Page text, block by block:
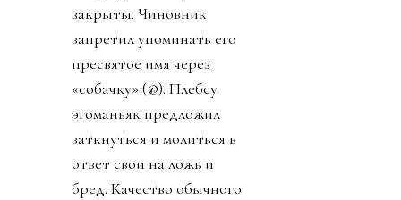
закрыты. Чиновник
запретил упоминать его
пресвятое имя через
«собачку» (@). Плебсу
эгоманьяк предложил
заткнуться и молиться в
ответ свои на ложь и
бред. Качество обычного